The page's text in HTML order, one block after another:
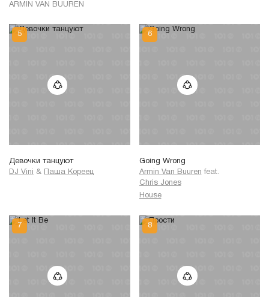
ARMIN VAN BUUREN
Девочки танцуют
DJ Vini & Паша Кореец
Going Wrong
Armin Van Buuren feat.
Chris Jones
House